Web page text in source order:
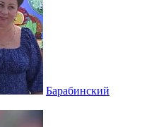
Барабинский